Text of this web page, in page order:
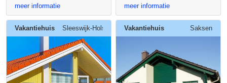
meer informatie meer informatie
Vakantiehuis Sleeswijk-Holstein Vakantiehuis Saksen